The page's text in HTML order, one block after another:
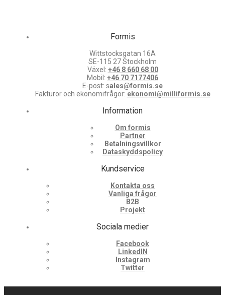
Formis
Wittstocksgatan 16A
SE-115 27 Stockholm
Växel: +46 8 660 68 00
Mobil: +46 70 7177406
E-post: sales@formis.se
Fakturor och ekonomifrågor: ekonomi@milliformis.se
Information
Om formis
Partner
Betalningsvillkor
Dataskyddspolicy
Kundservice
Kontakta oss
Vanliga frågor
B2B
Projekt
Sociala medier
Facebook
LinkedIN
Instagram
Twitter